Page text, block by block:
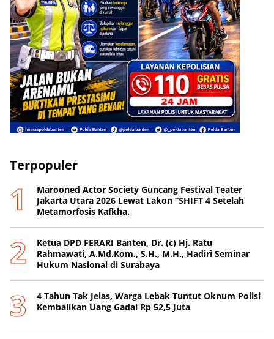
Terpopuler
Marooned Actor Society Guncang Festival Teater
Jakarta Utara 2026 Lewat Lakon “SHIFT 4 Setelah
Metamorfosis Kafkha.
Ketua DPD FERARI Banten, Dr. (c) Hj. Ratu
Rahmawati, A.Md.Kom., S.H., M.H., Hadiri Seminar
Hukum Nasional di Surabaya
4 Tahun Tak Jelas, Warga Lebak Tuntut Oknum Polisi
Kembalikan Uang Gadai Rp 52,5 Juta